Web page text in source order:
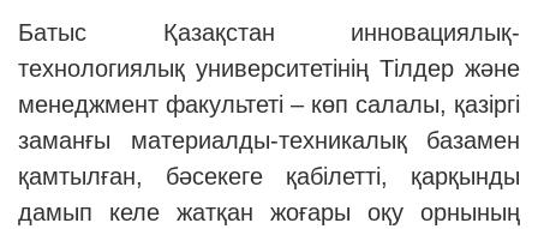
Батыс Қазақстан инновациялық-
технологиялық университетінің Тілдер және
менеджмент факультеті – көп салалы, қазіргі
заманғы материалды-техникалық базамен
қамтылған, бәсекеге қабілетті, қарқынды
дамып келе жатқан жоғары оқу орнының